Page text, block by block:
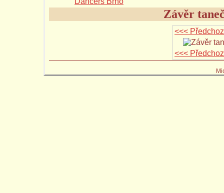
Závěr
<<<
<<<